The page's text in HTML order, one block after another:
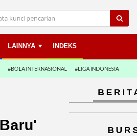
LAINNYA INDEKS
#BOLA INTERNASIONAL #LIGA INDONESIA